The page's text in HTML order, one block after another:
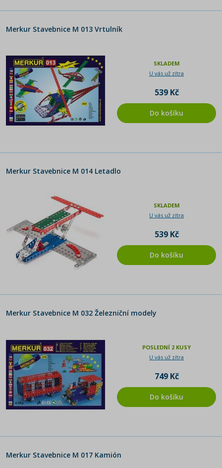
Merkur Stavebnice M 013 Vrtulník
SKLADEM
U vás už zítra
539 Kč
Do košíku
Merkur Stavebnice M 014 Letadlo
SKLADEM
U vás už zítra
539 Kč
Do košíku
Merkur Stavebnice M 032 Železniční modely
POSLEDNÍ 2 KUSY
U vás už zítra
749 Kč
Do košíku
Merkur Stavebnice M 017 Kamión